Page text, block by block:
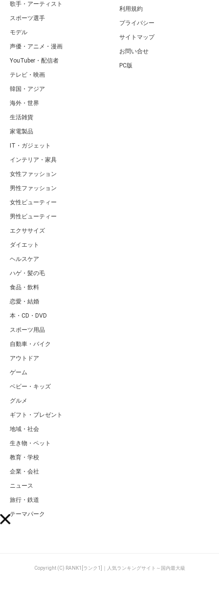
歌手・アーティスト
スポーツ選手
モデル
声優・アニメ・漫画
YouTuber・配信者
テレビ・映画
韓国・アジア
海外・世界
生活雑貨
家電製品
IT・ガジェット
インテリア・家具
女性ファッション
男性ファッション
女性ビューティー
男性ビューティー
エクササイズ
ダイエット
ヘルスケア
ハゲ・髪の毛
食品・飲料
恋愛・結婚
本・CD・DVD
スポーツ用品
自動車・バイク
アウトドア
ゲーム
ベビー・キッズ
グルメ
ギフト・プレゼント
地域・社会
生き物・ペット
教育・学校
企業・会社
ニュース
旅行・鉄道
テーマパーク
利用規約
プライバシー
サイトマップ
お問い合せ
PC版
Copyright (C) RANK1[ランク1]｜人気ランキングサイト～国内最大級